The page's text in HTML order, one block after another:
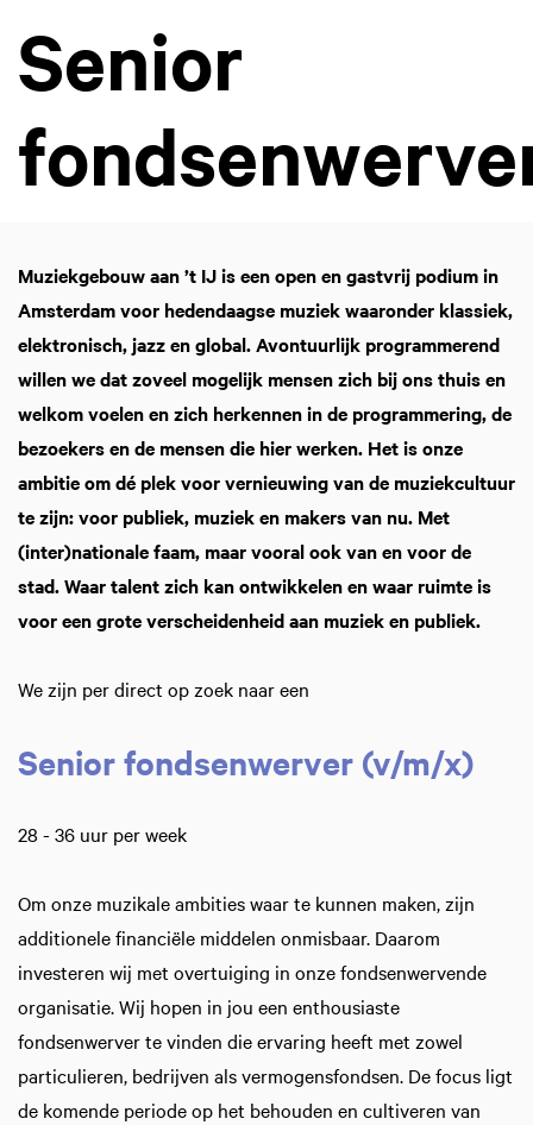
Senior
Muziekgebouw aan ’t IJ is een open en gastvrij podium in
Amsterdam voor hedendaagse muziek waaronder klassiek,
elektronisch, jazz en global. Avontuurlijk programmerend
willen we dat zoveel mogelijk mensen zich bij ons thuis en
welkom voelen en zich herkennen in de programmering, de
bezoekers en de mensen die hier werken. Het is onze
ambitie om dé plek voor vernieuwing van de muziekcultuur
te zijn: voor publiek, muziek en makers van nu. Met
(inter)nationale faam, maar vooral ook van en voor de
stad. Waar talent zich kan ontwikkelen en waar ruimte is
voor een grote verscheidenheid aan muziek en publiek.
We zijn per direct op zoek naar een
Senior fondsenwerver (v/m/x)
28 - 36 uur per week
Om onze muzikale ambities waar te kunnen maken, zijn
additionele financiële middelen onmisbaar. Daarom
investeren wij met overtuiging in onze fondsenwervende
organisatie. Wij hopen in jou een enthousiaste
fondsenwerver te vinden die ervaring heeft met zowel
particulieren, bedrijven als vermogensfondsen. De focus ligt
de komende periode op het behouden en cultiveren van